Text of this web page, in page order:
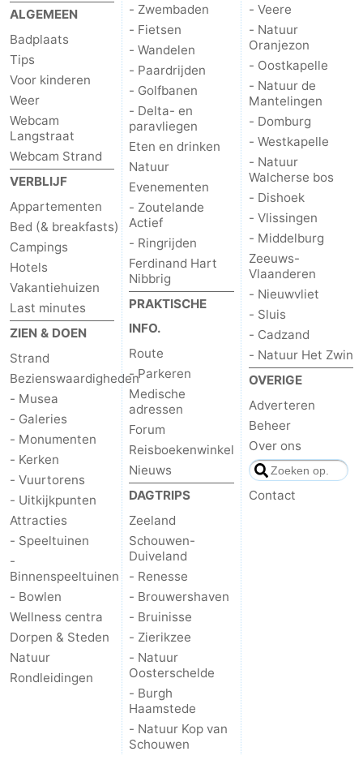
Middelburg
Zeeuws-
Vlaanderen
-
Nieuwvliet
-
Sluis
-
Cadzand
-
Natuur
Het
Zwin
Weer
Contact
ALGEMEEN
Badplaats
Tips
Voor kinderen
Weer
Webcam
Langstraat
Webcam Strand
VERBLIJF
Appartementen
Bed (& breakfasts)
Campings
Hotels
Vakantiehuizen
Last minutes
ZIEN & DOEN
Strand
Bezienswaardigheden
- Musea
- Galeries
- Monumenten
- Kerken
- Vuurtorens
- Uitkijkpunten
Attracties
- Speeltuinen
-
Binnenspeeltuinen
- Bowlen
Wellness centra
Dorpen & Steden
Natuur
Rondleidingen
- Zwembaden
- Fietsen
- Wandelen
- Paardrijden
- Golfbanen
- Delta- en
paravliegen
Eten en drinken
Natuur
Evenementen
- Zoutelande
Actief
- Ringrijden
Ferdinand Hart
Nibbrig
PRAKTISCHE
INFO.
Route
- Parkeren
Medische
adressen
Forum
Reisboekenwinkel
Nieuws
DAGTRIPS
Zeeland
Schouwen-
Duiveland
- Renesse
- Brouwershaven
- Bruinisse
- Zierikzee
- Natuur
Oosterschelde
- Burgh
Haamstede
- Natuur Kop van
Schouwen
- Veere
- Natuur
Oranjezon
- Oostkapelle
- Natuur de
Mantelingen
- Domburg
- Westkapelle
- Natuur
Walcherse bos
- Dishoek
- Vlissingen
- Middelburg
Zeeuws-
Vlaanderen
- Nieuwvliet
- Sluis
- Cadzand
- Natuur Het Zwin
OVERIGE
Adverteren
Beheer
Over ons
Contact